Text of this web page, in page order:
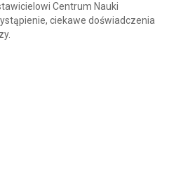
Centrum Nauki
ciekawe doświadczenia